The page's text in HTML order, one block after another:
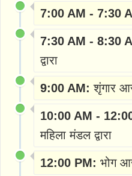
7:00 AM - 7:30
7:30 AM - 8:30
द्वारा
9:00 AM:शृंगार
10:00 AM -
महिला मंडल द्वारा
12:00 PM: भोग